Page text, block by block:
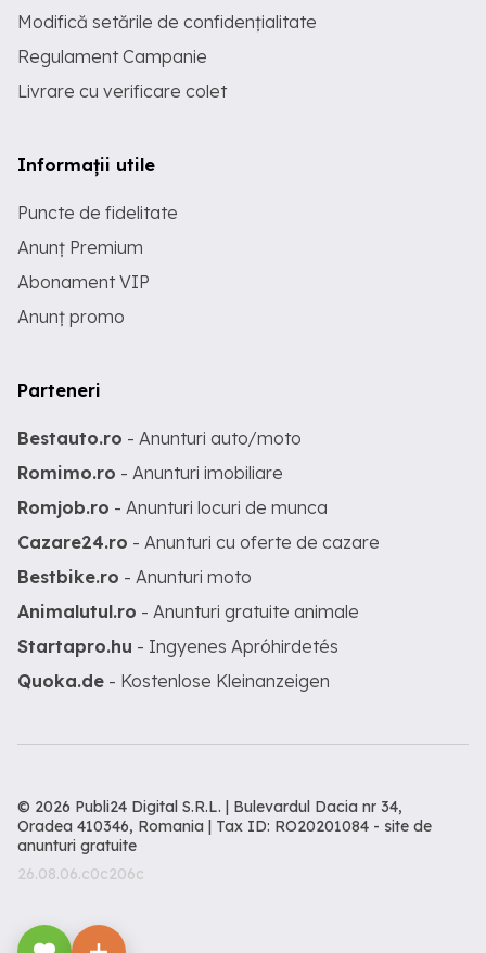
Modifică setările de confidențialitate
Regulament Campanie
Livrare cu verificare colet
Informații utile
Puncte de fidelitate
Anunț Premium
Abonament VIP
Anunț promo
Parteneri
Bestauto.ro - Anunturi auto/moto
Romimo.ro - Anunturi imobiliare
Romjob.ro - Anunturi locuri de munca
Cazare24.ro - Anunturi cu oferte de cazare
Bestbike.ro - Anunturi moto
Animalutul.ro - Anunturi gratuite animale
Startapro.hu - Ingyenes Apróhirdetés
Quoka.de - Kostenlose Kleinanzeigen
© 2026 Publi24 Digital S.R.L. | Bulevardul Dacia nr 34,
Oradea 410346, Romania | Tax ID: RO20201084 - site de
anunturi gratuite
26.08.06.c0c206c